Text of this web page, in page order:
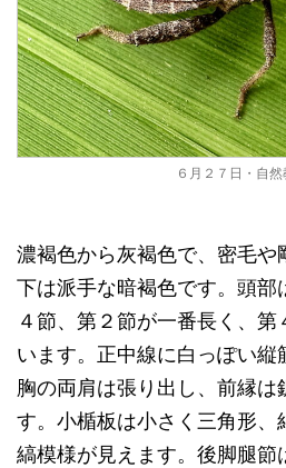
６月２７日・自然
濃褐色から灰褐色で、密毛や
下は派手な暗褐色です。頭部
４節、第２節が一番長く、
います。正中線に白っぽい
胸の両肩は張り出し、前縁は
す。小楯板は小さく三角形、
縞模様が見えます。後脚腿節